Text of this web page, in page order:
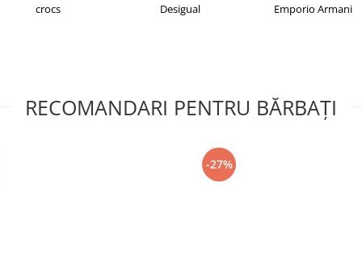
crocs Desigual Emporio Armani
RECOMANDARI PENTRU BĂRBAŢI
-27%